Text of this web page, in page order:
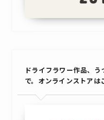
ドライフラワー作品、
で。オンラインストアは